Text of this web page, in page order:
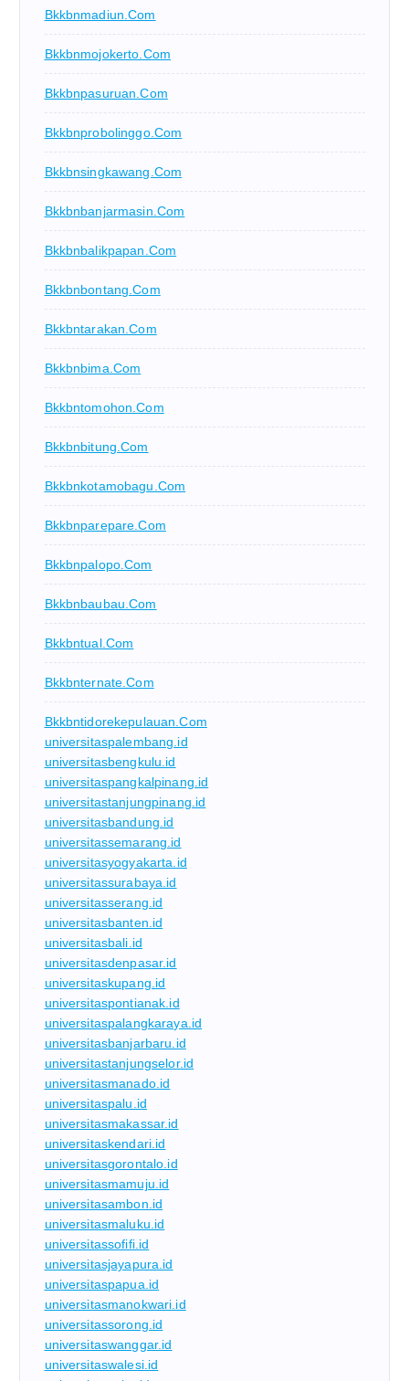
Bkkbnmadiun.com
Bkkbnmojokerto.com
Bkkbnpasuruan.com
Bkkbnprobolinggo.com
Bkkbnsingkawang.com
Bkkbnbanjarmasin.com
Bkkbnbalikpapan.com
Bkkbnbontang.com
Bkkbntarakan.com
Bkkbnbima.com
Bkkbntomohon.com
Bkkbnbitung.com
Bkkbnkotamobagu.com
Bkkbnparepare.com
Bkkbnpalopo.com
Bkkbnbaubau.com
Bkkbntual.com
Bkkbnternate.com
Bkkbntidorekepulauan.com
universitaspalembang.id
universitasbengkulu.id
universitaspangkalpinang.id
universitastanjungpinang.id
universitasbandung.id
universitassemarang.id
universitasyogyakarta.id
universitassurabaya.id
universitasserang.id
universitasbanten.id
universitasbali.id
universitasdenpasar.id
universitaskupang.id
universitaspontianak.id
universitaspalangkaraya.id
universitasbanjarbaru.id
universitastanjungselor.id
universitasmanado.id
universitaspalu.id
universitasmakassar.id
universitaskendari.id
universitasgorontalo.id
universitasmamuju.id
universitasambon.id
universitasmaluku.id
universitassofifi.id
universitasjayapura.id
universitaspapua.id
universitasmanokwari.id
universitassorong.id
universitaswanggar.id
universitaswalesi.id